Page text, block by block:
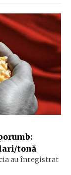
tonă
au înregistrat